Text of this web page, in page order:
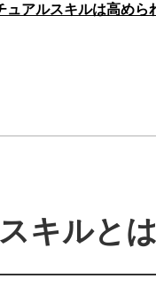
アルスキルは高めら
キルと